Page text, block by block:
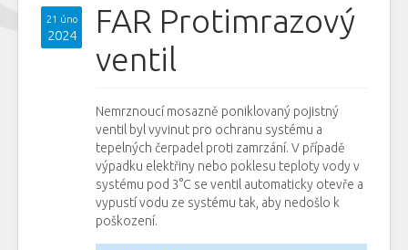
21 úno
2024
FAR Protimrazový
ventil
Nemrznoucí mosazně poniklovaný pojistný
ventil byl vyvinut pro ochranu systému a
tepelných čerpadel proti zamrzání. V případě
výpadku elektřiny nebo poklesu teploty vody v
systému pod 3°C se ventil automaticky otevře a
vypustí vodu ze systému tak, aby nedošlo k
poškození.